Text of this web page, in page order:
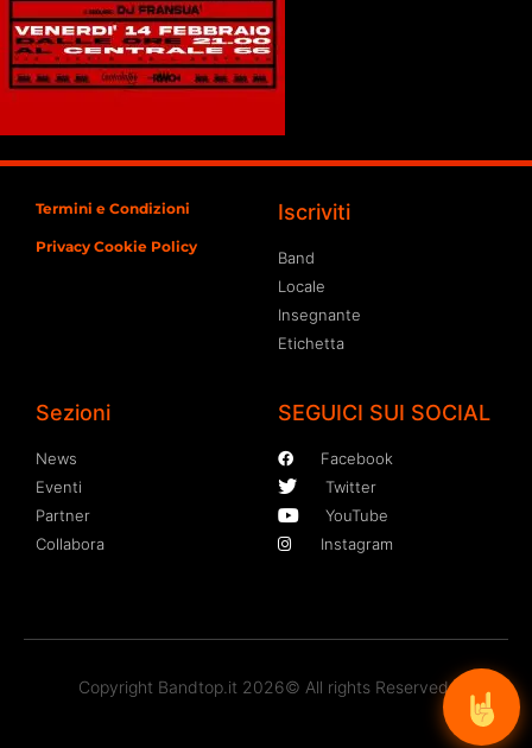
Termini e Condizioni
Privacy Cookie Policy
Iscriviti
Band
Locale
Insegnante
Etichetta
Sezioni
News
Eventi
Partner
Collabora
SEGUICI SUI SOCIAL
Facebook
Twitter
YouTube
Instagram
Copyright Bandtop.it 2026© All rights Reserved.